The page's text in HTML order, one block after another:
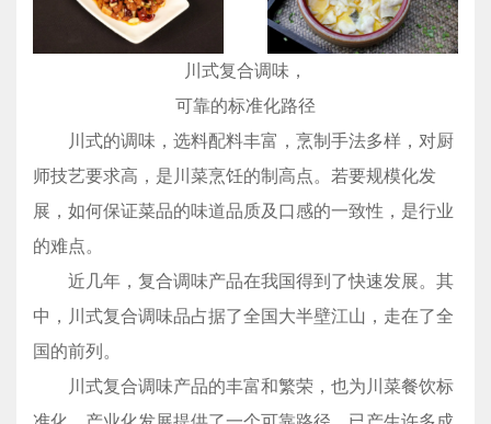
川式复合调味，
可靠的标准化路径
川式的调味，选料配料丰富，烹制手法多样，对厨
师技艺要求高，是川菜烹饪的制高点。若要规模化发
展，如何保证菜品的味道品质及口感的一致性，是行业
的难点。
近几年，复合调味产品在我国得到了快速发展。其
中，川式复合调味品占据了全国大半壁江山，走在了全
国的前列。
川式复合调味产品的丰富和繁荣，也为川菜餐饮标